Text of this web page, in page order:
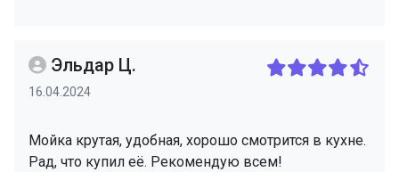
Эльдар Ц.
16.04.2024
Мойка крутая, удобная, хорошо смотрится в кухне.
Рад, что купил её. Рекомендую всем!